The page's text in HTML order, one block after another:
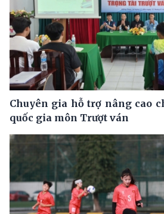
Chuyên gia hỗ trợ nâng cao
quốc gia môn Trượt ván